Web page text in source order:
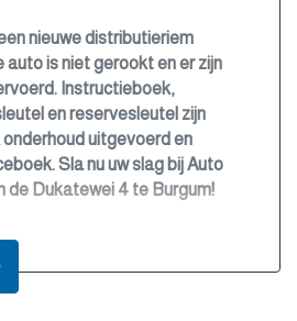
achterbank
achterbank met
nieuwe distributieriem
auto is niet gerookt en er zijn
Instructieboek,
en reservesleutel zijn
uitgevoerd en
Sla nu uw slag bij Auto
de Dukatewei 4 te Burgum!